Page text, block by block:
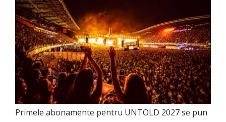
Primele abonamente pentru UNTOLD 2027 se pun